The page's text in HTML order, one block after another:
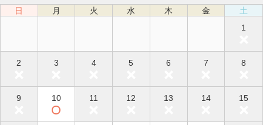
日 月 火 水 木 金
土
1
2 3 4 5 6 7 8
9 10 11 12 13 14 15